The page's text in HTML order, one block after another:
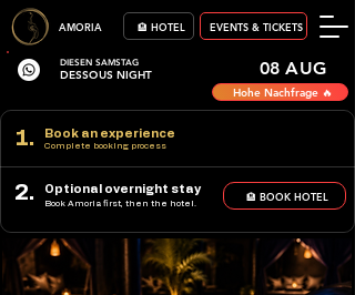
AMORIA 🏨 HOTEL EVENTS & TICKETS
DIESEN SAMSTAG
DESSOUS NIGHT 08 AUG
Hohe Nachfrage 🔥
1. Book an experience
Complete booking process
2. Optional overnight stay
Book Amoria first, then the hotel.
🏨 BOOK HOTEL